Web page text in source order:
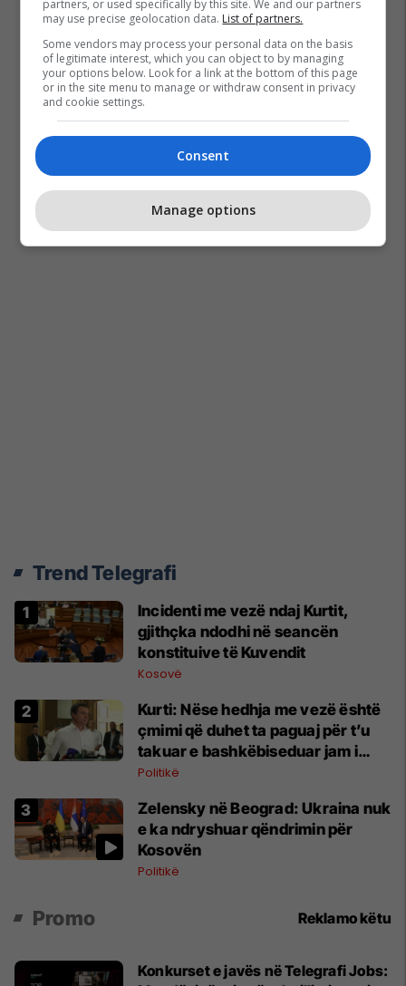
Trend Telegrafi
Incidenti me vezë ndaj Kurtit,
gjithçka ndodhi në seancën
konstituive të Kuvendit
Kosovë
Kurti: Nëse hedhja me vezë është
çmimi që duhet ta paguaj për t’u
takuar e bashkëbiseduar jam i
lumtur ta bëj këtë
Politikë
Zelensky në Beograd: Ukraina nuk
e ka ndryshuar qëndrimin për
Kosovën
Politikë
Promo Reklamo këtu
Konkurset e javës në Telegrafi Jobs:
partners, or used specifically by this site. We and our partners
may use precise geolocation data. List of partners.
Some vendors may process your personal data on the basis
of legitimate interest, which you can object to by managing
your options below. Look for a link at the bottom of this page
or in the site menu to manage or withdraw consent in privacy
and cookie settings.
Consent
Manage options